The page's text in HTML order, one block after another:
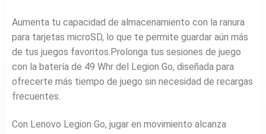
Aumenta tu capacidad de almacenamiento con la ranura
para tarjetas microSD, lo que te permite guardar aún más
de tus juegos favoritos.Prolonga tus sesiones de juego
con la batería de 49 Whr del Legion Go, diseñada para
ofrecerte más tiempo de juego sin necesidad de recargas
frecuentes.
Con Lenovo Legion Go, jugar en movimiento alcanza